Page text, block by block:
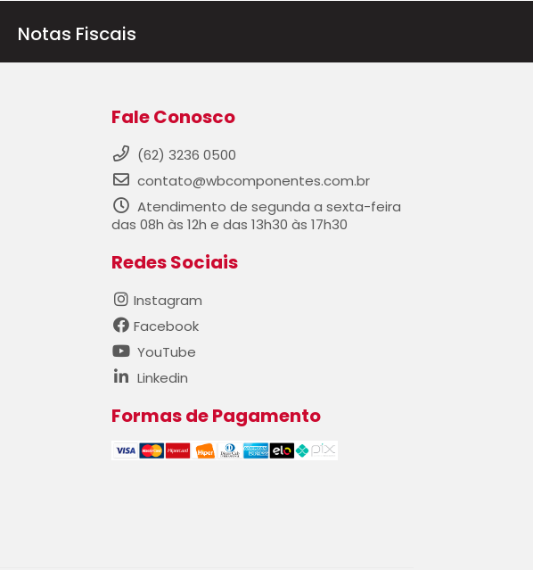
Notas Fiscais
Fale Conosco
(62) 3236 0500
contato@wbcomponentes.com.br
Atendimento de segunda a sexta-feira
das 08h às 12h e das 13h30 às 17h30
Redes Sociais
Instagram
Facebook
YouTube
Linkedin
Formas de Pagamento